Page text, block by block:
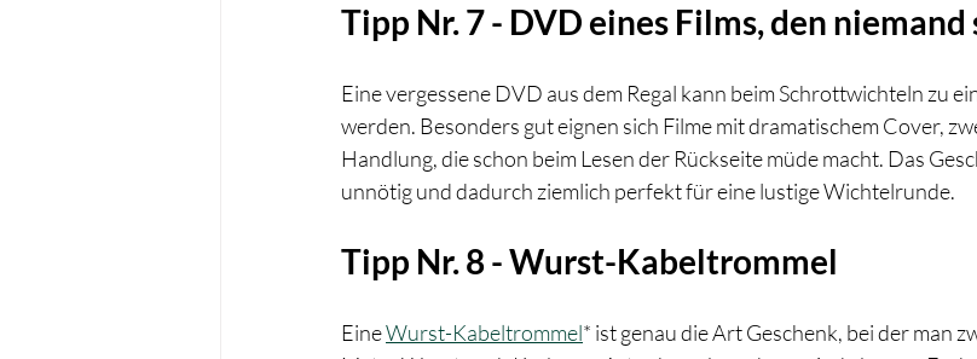
Tipp Nr. 7 - DVD eines Films, den
Eine vergessene DVD aus dem Regal kann beim Schrottwichteln zu
werden. Besonders gut eignen sich Filme mit dramatischem Cover,
Handlung, die schon beim Lesen der Rückseite müde macht. Das
unnötig und dadurch ziemlich perfekt für eine lustige Wichtelrunde.
Tipp Nr. 8 - Wurst-Kabeltrommel
Eine Wurst-Kabeltrommel* ist genau die Art Geschenk, bei der man